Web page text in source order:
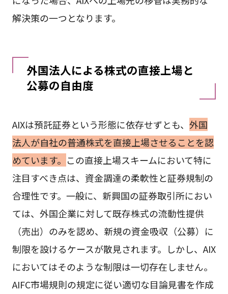
解決策の一つとなります。
外国法人による株式の直接上場と
公募の自由度
AIXは預託証券という形態に依存せずとも、 外国
法人が自社の普通株式を直接上場させることを認
めています。 この直接上場スキームにおいて特に
注目すべき点は、資金調達の柔軟性と証券規制の
合理性です。一般に、新興国の証券取引所におい
ては、外国企業に対して既存株式の流動性提供
（売出）のみを認め、新規の資金吸収（公募）に
制限を設けるケースが散見されます。しかし、AIX
においてはそのような制限は一切存在しません。
AIFC市場規則の規定に従い適切な目論見書を作成